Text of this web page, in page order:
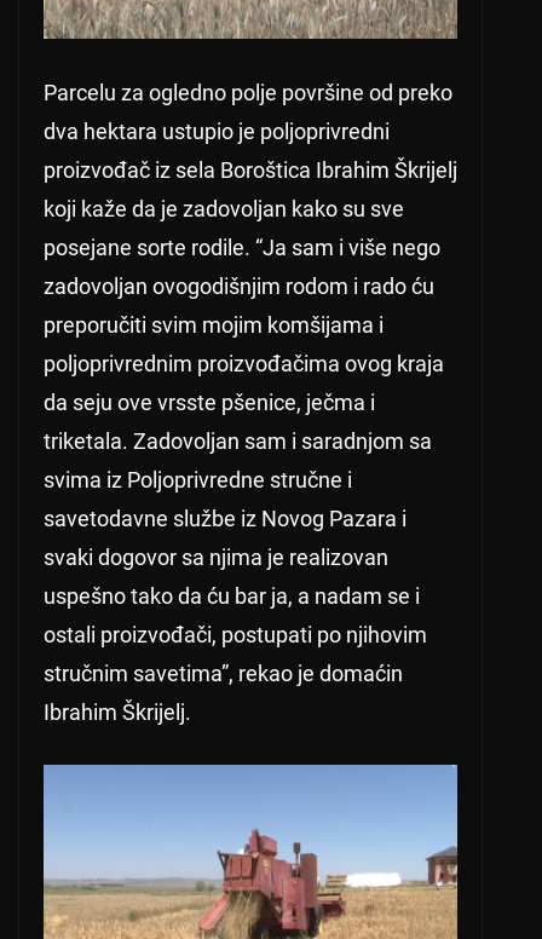
Parcelu za ogledno polje površine od preko
dva hektara ustupio je poljoprivredni
proizvođač iz sela Boroštica Ibrahim Škrijelj
koji kaže da je zadovoljan kako su sve
posejane sorte rodile. “Ja sam i više nego
zadovoljan ovogodišnjim rodom i rado ću
preporučiti svim mojim komšijama i
poljoprivrednim proizvođačima ovog kraja
da seju ove vrsste pšenice, ječma i
triketala. Zadovoljan sam i saradnjom sa
svima iz Poljoprivredne stručne i
savetodavne službe iz Novog Pazara i
svaki dogovor sa njima je realizovan
uspešno tako da ću bar ja, a nadam se i
ostali proizvođači, postupati po njihovim
stručnim savetima”, rekao je domaćin
Ibrahim Škrijelj.